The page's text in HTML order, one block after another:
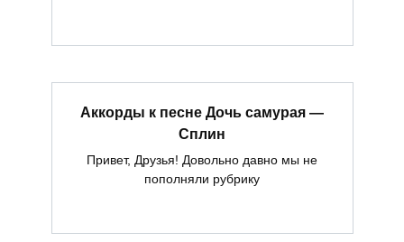
Аккорды к песне Дочь самурая —
Сплин
Привет, Друзья! Довольно давно мы не
пополняли рубрику